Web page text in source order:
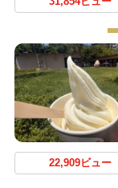
22,909ビュー